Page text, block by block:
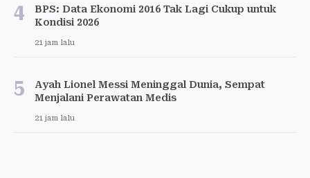
4
BPS: Data Ekonomi 2016 Tak Lagi Cukup untuk
Kondisi 2026
21 jam lalu
5
Ayah Lionel Messi Meninggal Dunia, Sempat
Menjalani Perawatan Medis
21 jam lalu